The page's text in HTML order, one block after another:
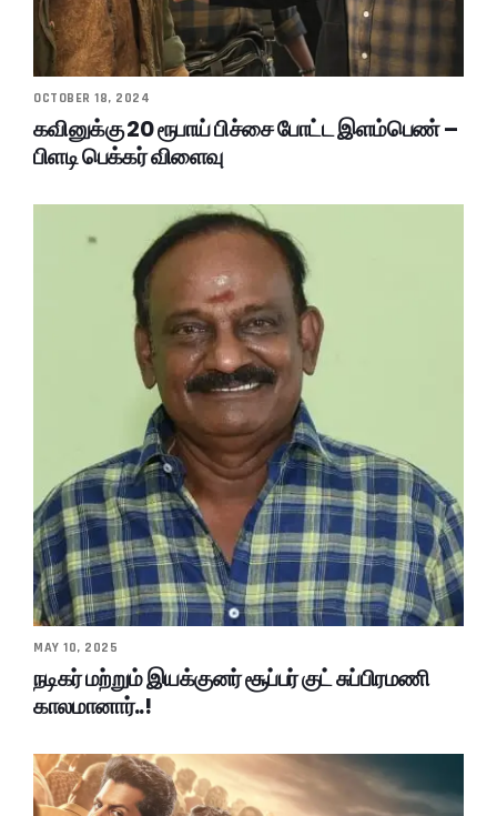
OCTOBER 18, 2024
கவினுக்கு 20 ரூபாய் பிச்சை போட்ட இளம்பெண் –
பிளடி பெக்கர் விளைவு
MAY 10, 2025
நடிகர் மற்றும் இயக்குனர் சூப்பர் குட் சுப்பிரமணி
காலமானார்..!